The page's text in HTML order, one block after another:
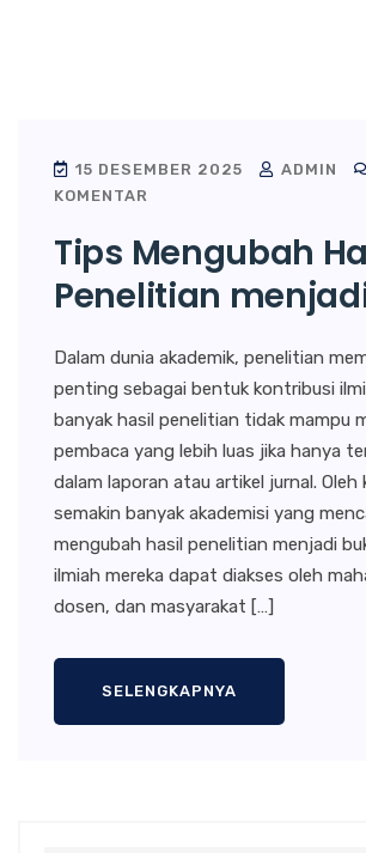
15 DESEMBER 2025 ADMIN
KOMENTAR
Tips Mengubah
Penelitian
Dalam dunia akademik, penelitian
penting sebagai bentuk kontribusi
banyak hasil penelitian tidak mampu
pembaca yang lebih luas jika hanya
dalam laporan atau artikel jurnal. Oleh
semakin banyak akademisi yang
mengubah hasil penelitian menjadi
ilmiah mereka dapat diakses oleh
dosen, dan masyarakat […]
SELENGKAPNYA